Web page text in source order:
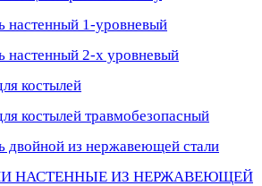
настенный 1-уровневый
настенный 2-х уровневый
костылей
костылей травмобезопасный
двойной из нержавеющей стали
НАСТЕННЫЕ ИЗ НЕРЖАВЕЮЩЕЙ